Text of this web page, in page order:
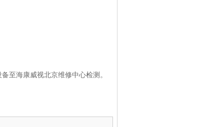
至海康威视北京维修中心检测‌。